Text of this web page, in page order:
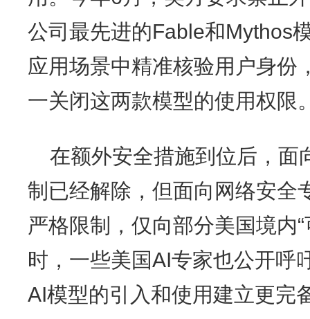
公司最先进的Fable和Mythos
应用场景中精准核验用户身份
一关闭这两款模型的使用权限
在额外安全措施到位后，面
制已经解除，但面向网络安全
严格限制，仅向部分美国境内
时，一些美国AI专家也公开呼
AI模型的引入和使用建立更完